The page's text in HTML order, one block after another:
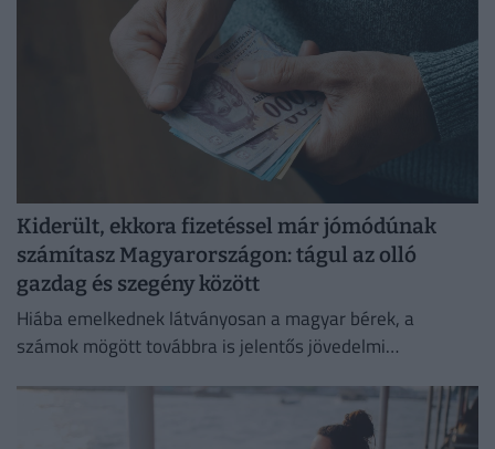
Kiderült, ekkora fizetéssel már jómódúnak
számítasz Magyarországon: tágul az olló
gazdag és szegény között
Hiába emelkednek látványosan a magyar bérek, a
számok mögött továbbra is jelentős jövedelmi